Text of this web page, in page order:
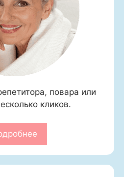
повара или
кликов.